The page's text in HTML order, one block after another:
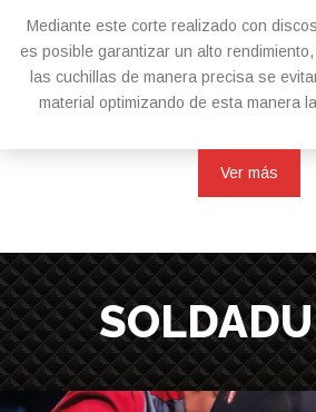
Mediante este corte realizado con
es posible garantizar un alto
las cuchillas de manera precisa se
material optimizando de esta manera
Ver más